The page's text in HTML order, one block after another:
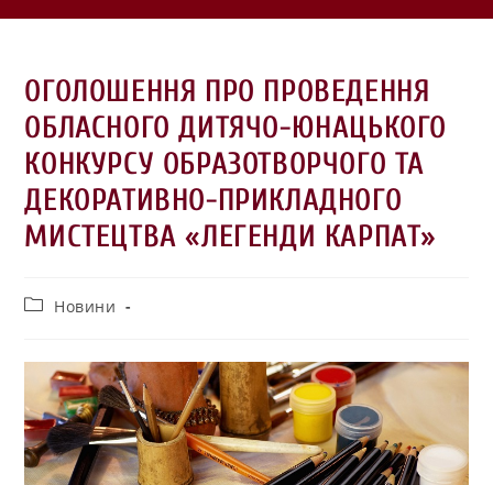
ОГОЛОШЕННЯ ПРО ПРОВЕДЕННЯ
ОБЛАСНОГО ДИТЯЧО-ЮНАЦЬКОГО
КОНКУРСУ ОБРАЗОТВОРЧОГО ТА
ДЕКОРАТИВНО-ПРИКЛАДНОГО
МИСТЕЦТВА «ЛЕГЕНДИ КАРПАТ»
Новини